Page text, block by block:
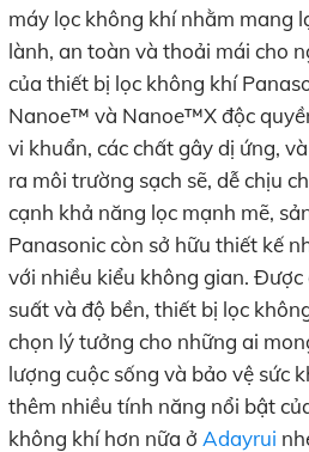
máy lọc không khí nhằm mang
lành, an toàn và thoải mái cho
của thiết bị lọc không khí
Nanoe™ và Nanoe™X độc
vi khuẩn, các chất gây dị ứng,
ra môi trường sạch sẽ, dễ chịu
cạnh khả năng lọc mạnh mẽ,
Panasonic còn sở hữu thiết kế
với nhiều kiểu không gian. Được
suất và độ bền, thiết bị lọc
chọn lý tưởng cho những ai
lượng cuộc sống và bảo vệ sức
thêm nhiều tính năng nổi bật
không khí hơn nữa ở Adayrui